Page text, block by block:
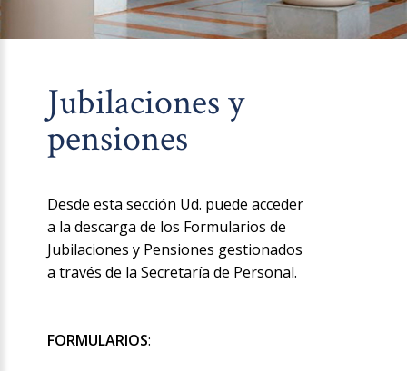
Jubilaciones y
pensiones
Desde esta sección Ud. puede acceder
a la descarga de los Formularios de
Jubilaciones y Pensiones gestionados
a través de la Secretaría de Personal.
FORMULARIOS: